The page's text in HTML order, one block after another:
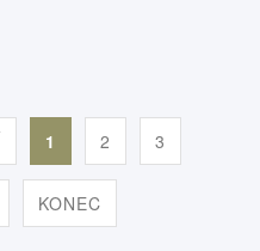
1 2 3
KONEC